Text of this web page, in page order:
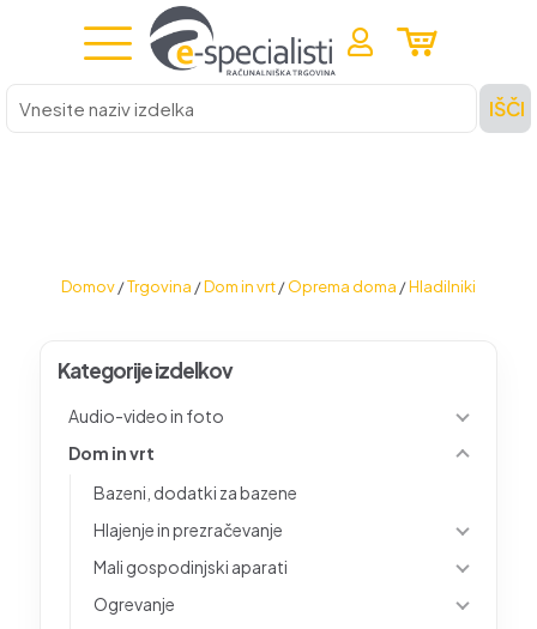
Vnesite
naziv
izdelka
IŠČI
Domov/Trgovina /Dom in vrt/Oprema doma /Hladilniki
Kategorije izdelkov
Audio-video in foto
Dom in vrt
Bazeni, dodatki za bazene
Hlajenje in prezračevanje
Mali gospodinjski aparati
Ogrevanje